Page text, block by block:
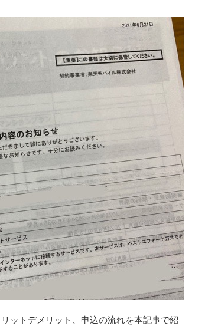
ットデメリット、申込の流れを本記事で紹